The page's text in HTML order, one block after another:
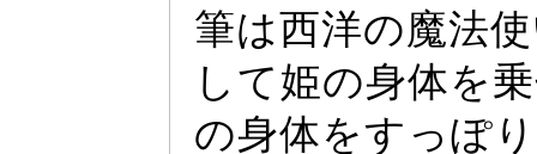
筆は西洋の魔法
して姫の身体を
の身体をす っぽ